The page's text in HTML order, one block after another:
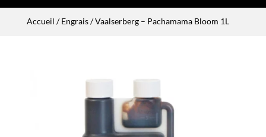
Accueil /Engrais/ Vaalserberg – Pachamama Bloom 1L